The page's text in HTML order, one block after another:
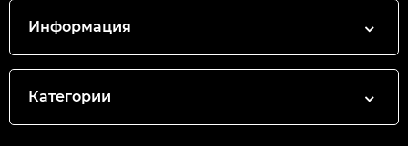
Информация
Категории